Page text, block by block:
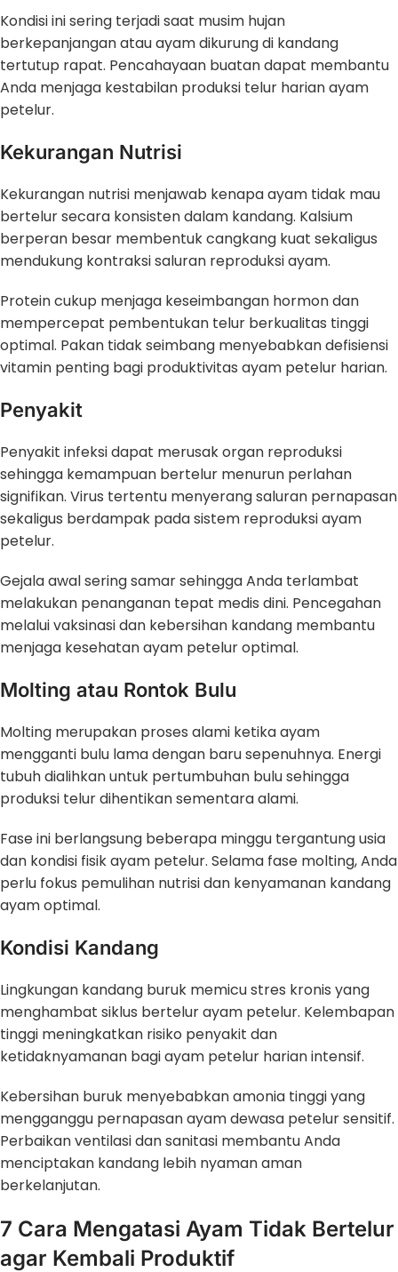
Kondisi ini sering terjadi saat musim hujan
berkepanjangan atau ayam dikurung di kandang
tertutup rapat. Pencahayaan buatan dapat membantu
Anda menjaga kestabilan produksi telur harian ayam
petelur.
Kekurangan Nutrisi
Kekurangan nutrisi menjawab kenapa ayam tidak mau
bertelur secara konsisten dalam kandang. Kalsium
berperan besar membentuk cangkang kuat sekaligus
mendukung kontraksi saluran reproduksi ayam.
Protein cukup menjaga keseimbangan hormon dan
mempercepat pembentukan telur berkualitas tinggi
optimal. Pakan tidak seimbang menyebabkan defisiensi
vitamin penting bagi produktivitas ayam petelur harian.
Penyakit
Penyakit infeksi dapat merusak organ reproduksi
sehingga kemampuan bertelur menurun perlahan
signifikan. Virus tertentu menyerang saluran pernapasan
sekaligus berdampak pada sistem reproduksi ayam
petelur.
Gejala awal sering samar sehingga Anda terlambat
melakukan penanganan tepat medis dini. Pencegahan
melalui vaksinasi dan kebersihan kandang membantu
menjaga kesehatan ayam petelur optimal.
Molting atau Rontok Bulu
Molting merupakan proses alami ketika ayam
mengganti bulu lama dengan baru sepenuhnya. Energi
tubuh dialihkan untuk pertumbuhan bulu sehingga
produksi telur dihentikan sementara alami.
Fase ini berlangsung beberapa minggu tergantung usia
dan kondisi fisik ayam petelur. Selama fase molting, Anda
perlu fokus pemulihan nutrisi dan kenyamanan kandang
ayam optimal.
Kondisi Kandang
Lingkungan kandang buruk memicu stres kronis yang
menghambat siklus bertelur ayam petelur. Kelembapan
tinggi meningkatkan risiko penyakit dan
ketidaknyamanan bagi ayam petelur harian intensif.
Kebersihan buruk menyebabkan amonia tinggi yang
mengganggu pernapasan ayam dewasa petelur sensitif.
Perbaikan ventilasi dan sanitasi membantu Anda
menciptakan kandang lebih nyaman aman
berkelanjutan.
7 Cara Mengatasi Ayam Tidak Bertelur
agar Kembali Produktif